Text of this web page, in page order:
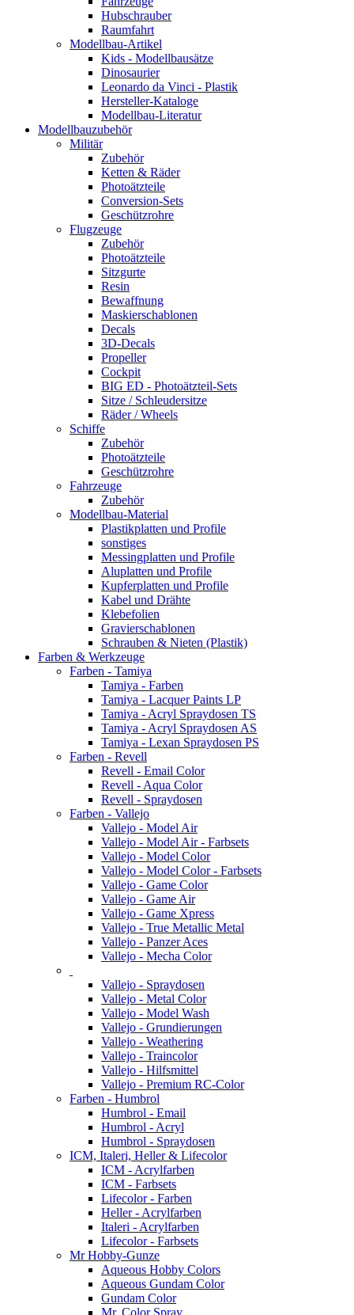
Hubschrauber
Raumfahrt
Modellbau-Artikel
Kids - Modellbausätze
Dinosaurier
Leonardo da Vinci - Plastik
Hersteller-Kataloge
Modellbau-Literatur
Modellbauzubehör
Militär
Zubehör
Ketten & Räder
Photoätzteile
Conversion-Sets
Geschützrohre
Flugzeuge
Zubehör
Photoätzteile
Sitzgurte
Resin
Bewaffnung
Maskierschablonen
Decals
3D-Decals
Propeller
Cockpit
BIG ED - Photoätzteil-Sets
Sitze / Schleudersitze
Räder / Wheels
Schiffe
Zubehör
Photoätzteile
Geschützrohre
Fahrzeuge
Zubehör
Modellbau-Material
Plastikplatten und Profile
sonstiges
Messingplatten und Profile
Aluplatten und Profile
Kupferplatten und Profile
Kabel und Drähte
Klebefolien
Gravierschablonen
Schrauben & Nieten (Plastik)
Farben & Werkzeuge
Farben - Tamiya
Tamiya - Farben
Tamiya - Lacquer Paints LP
Tamiya - Acryl Spraydosen TS
Tamiya - Acryl Spraydosen AS
Tamiya - Lexan Spraydosen PS
Farben - Revell
Revell - Email Color
Revell - Aqua Color
Revell - Spraydosen
Farben - Vallejo
Vallejo - Model Air
Vallejo - Model Air - Farbsets
Vallejo - Model Color
Vallejo - Model Color - Farbsets
Vallejo - Game Color
Vallejo - Game Air
Vallejo - Game Xpress
Vallejo - True Metallic Metal
Vallejo - Panzer Aces
Vallejo - Mecha Color
Vallejo - Spraydosen
Vallejo - Metal Color
Vallejo - Model Wash
Vallejo - Grundierungen
Vallejo - Weathering
Vallejo - Traincolor
Vallejo - Hilfsmittel
Vallejo - Premium RC-Color
Farben - Humbrol
Humbrol - Email
Humbrol - Acryl
Humbrol - Spraydosen
ICM, Italeri, Heller & Lifecolor
ICM - Acrylfarben
ICM - Farbsets
Lifecolor - Farben
Heller - Acrylfarben
Italeri - Acrylfarben
Lifecolor - Farbsets
Mr Hobby-Gunze
Aqueous Hobby Colors
Aqueous Gundam Color
Gundam Color
Mr. Color Spray